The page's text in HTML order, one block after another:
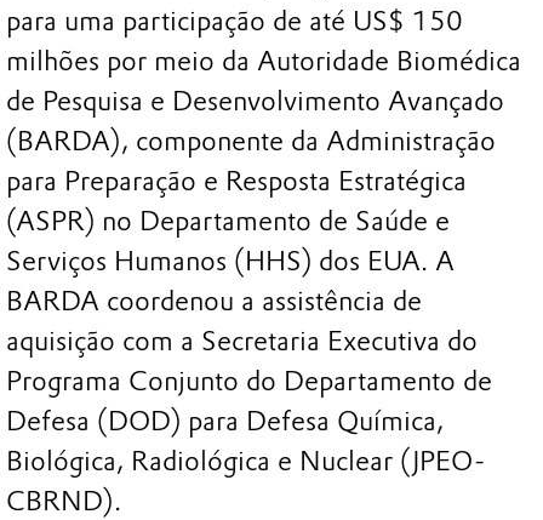
para uma participação de até US$ 150
milhões por meio da Autoridade Biomédica
de Pesquisa e Desenvolvimento Avançado
(BARDA), componente da Administração
para Preparação e Resposta Estratégica
(ASPR) no Departamento de Saúde e
Serviços Humanos (HHS) dos EUA. A
BARDA coordenou a assistência de
aquisição com a Secretaria Executiva do
Programa Conjunto do Departamento de
Defesa (DOD) para Defesa Química,
Biológica, Radiológica e Nuclear (JPEO-
CBRND).